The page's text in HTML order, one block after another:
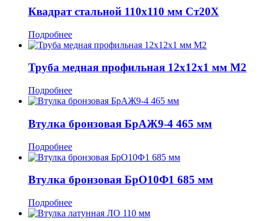
Квадрат стальной 110x110 мм Ст20Х
Подробнее
Труба медная профильная 12x12x1 мм М2
Подробнее
Втулка бронзовая БрАЖ9-4 465 мм
Подробнее
Втулка бронзовая БрО10Ф1 685 мм
Подробнее